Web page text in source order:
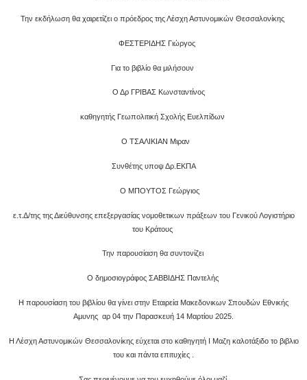
Την εκδήλωση θα χαιρετίζει ο πρόεδρος της Λέσχη Αστυνομικών Θεσσαλονίκης
ΦΕΣΤΕΡΙΔΗΣ Γιώργος
Για το βιβλίο θα μιλήσουν
Ο Δρ ΓΡΙΒΑΣ Κωνσταντίνος
καθηγητής Γεωπολιτική Σχολής Ευελπίδων
Ο ΤΣΑΛΙΚΙΑΝ Μιραν
Συνθέτης υποψ Δρ.ΕΚΠΑ
Ο ΜΠΟΥΤΟΣ Γεώργιος
ε.τ.Δ/της της Διεύθυνσης επεξεργασίας νομοθετικων πράξεων του Γενικού Λογιστήριο
του Κράτους
Την παρουσίαση θα συντονίζει
Ο δημοσιογράφος ΣΑΒΒΙΔΗΣ Παντελής
Η παρουσίαση του βιβλίου θα γίνει στην Εταιρεία Μακεδονικων Σπουδών Εθνικής
Αμυνης αρ 04 την Παρασκευή 14 Μαρτίου 2025.
Η Λέσχη Αστυνομικών Θεσσαλονίκης εύχεται στο καθηγητή Ι Μαζη καλοτάξιδο το βιβλιο
του και πάντα επιτυχίες .